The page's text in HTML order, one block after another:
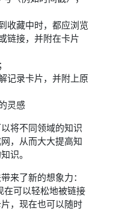
收藏中时，都应浏览
链接，并附在卡片
记录卡片，并附上原
灵感
将不同领域的知识
，从而大大提高知
识。
来了新的想象力：
在可以轻松地被链接
，现在也可以随时